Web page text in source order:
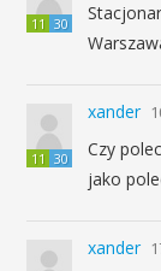
11 30
11 30
xander
Czy
jako
xander